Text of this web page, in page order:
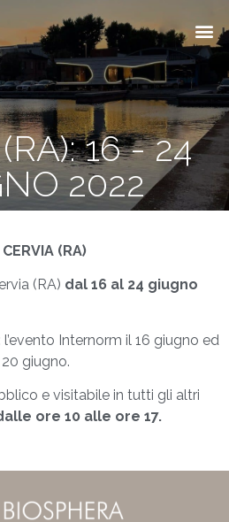
16 - 24
2022
(RA)
(RA) dal 16 al 24 giugno
Internorm il 16 giugno ed
giugno.
e visitabile in tutti gli altri
ore 10 alle ore 17.